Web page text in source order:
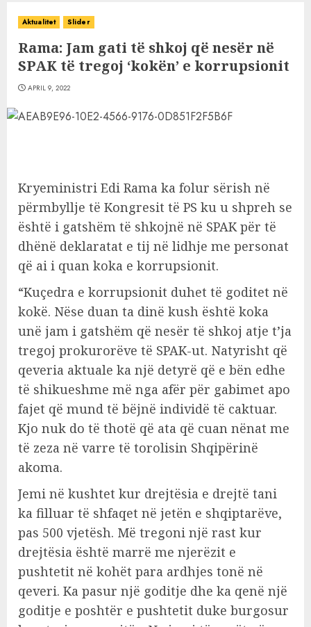
Aktualitet Slider
Rama: Jam gati të shkoj që nesër në
SPAK të tregoj ‘kokën’ e korrupsionit
APRIL 9, 2022
Kryeministri Edi Rama ka folur sërish në
përmbyllje të Kongresit të PS ku u shpreh se
është i gatshëm të shkojnë në SPAK për të
dhënë deklaratat e tij në lidhje me personat
që ai i quan koka e korrupsionit.
“Kuçedra e korrupsionit duhet të goditet në
kokë. Nëse duan ta dinë kush është koka
unë jam i gatshëm që nesër të shkoj atje t’ja
tregoj prokurorëve të SPAK-ut. Natyrisht që
qeveria aktuale ka një detyrë që e bën edhe
të shikueshme më nga afër për gabimet apo
fajet që mund të bëjnë individë të caktuar.
Kjo nuk do të thotë që ata që cuan nënat me
të zeza në varre të torolisin Shqipërinë
akoma.
Jemi në kushtet kur drejtësia e drejtë tani
ka filluar të shfaqet në jetën e shqiptarëve,
pas 500 vjetësh. Më tregoni një rast kur
drejtësia është marrë me njerëzit e
pushtetit në kohët para ardhjes tonë në
qeveri. Ka pasur një goditje dhe ka qenë një
goditje e poshtër e pushtetit duke burgosur